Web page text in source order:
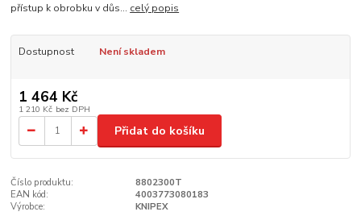
přístup k obrobku v důs... celý popis
Dostupnost Není skladem
1 464 Kč
1 210 Kč bez DPH
Přidat do košíku
Číslo produktu:
8802300T
EAN kód:
4003773080183
Výrobce:
KNIPEX